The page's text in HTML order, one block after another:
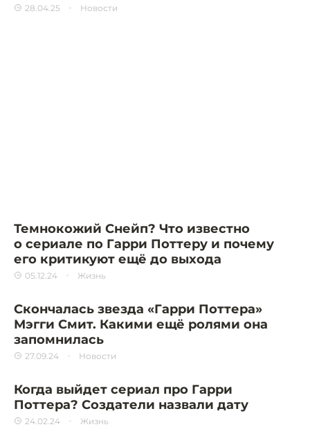
28.04.25 Новости
Темнокожий Снейп? Что известно
о сериале по Гарри Поттеру и почему
его критикуют ещё до выхода
05.12.24 Жизнь
Скончалась звезда «Гарри Поттера»
Мэгги Смит. Какими ещё ролями она
запомнилась
27.09.24 Новости
Когда выйдет сериал про Гарри
Поттера? Создатели назвали дату
24.02.24 Жизнь